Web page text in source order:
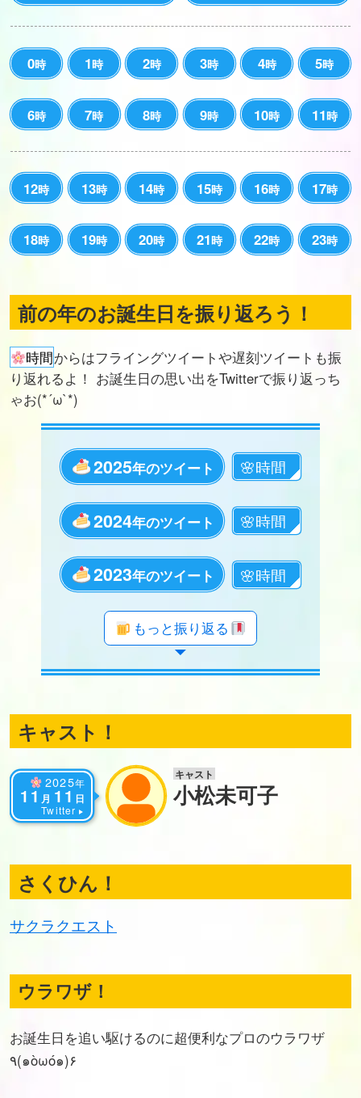
0時 1時 2時 3時 4時 5時
6時 7時 8時 9時 10時 11時
12時 13時 14時 15時 16時 17時
18時 19時 20時 21時 22時 23時
前の年のお誕生日を振り返ろう！
時間からはフライングツイートや遅刻ツイートも振
り返れるよ！ お誕生日の思い出をTwitterで振り返っち
ゃお(*´ω`*)
2025年のツイート
2024年のツイート
2023年のツイート
年のツイート
年のツイート
年のツイート
年のツイート
年のツイート
年のツイート
年のツイート
年のツイート
年のツイート
年のツイート
年のツイート
年のツイート
年のツイート
年のツイート
年のツイート
年のツイート
年のツイート
もっと振り返る
キャスト！
2025年
11月 11 日
Twitter
キャスト
小松未可子
さくひん！
サクラクエスト
ウラワザ！
お誕生日を追い駆けるのに超便利なプロのウラワザ
٩(๑òωó๑)۶